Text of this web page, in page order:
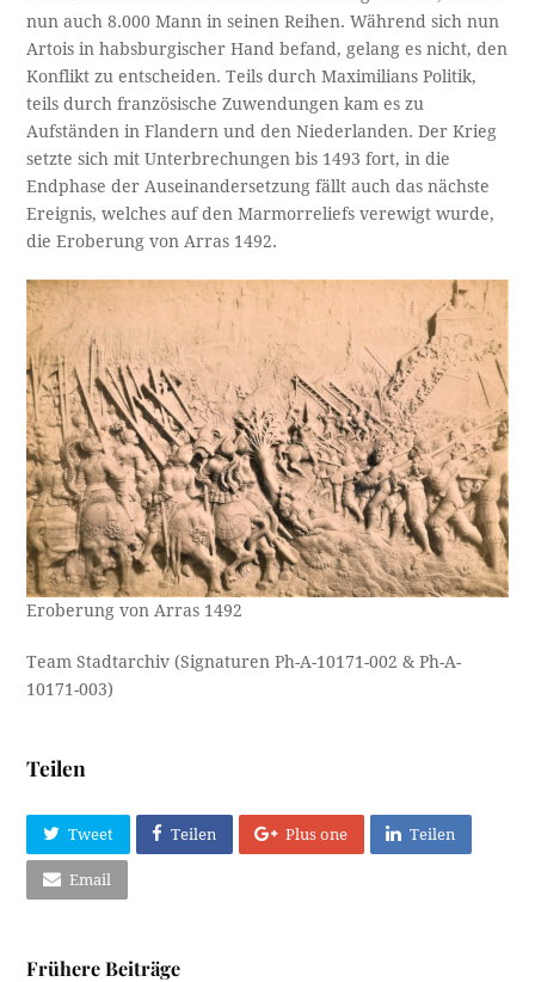
nun auch 8.000 Mann in seinen Reihen. Während sich nun
Artois in habsburgischer Hand befand, gelang es nicht, den
Konflikt zu entscheiden. Teils durch Maximilians Politik,
teils durch französische Zuwendungen kam es zu
Aufständen in Flandern und den Niederlanden. Der Krieg
setzte sich mit Unterbrechungen bis 1493 fort, in die
Endphase der Auseinandersetzung fällt auch das nächste
Ereignis, welches auf den Marmorreliefs verewigt wurde,
die Eroberung von Arras 1492.
Eroberung von Arras 1492
Team Stadtarchiv (Signaturen Ph-A-10171-002 & Ph-A-
10171-003)
Teilen
Tweet Teilen Plus one Teilen
Email
Frühere Beiträge